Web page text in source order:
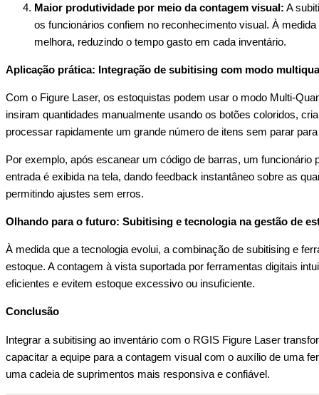
Maior produtividade por meio da contagem visual: A
os funcionários confiem no reconhecimento visual. À
melhora, reduzindo o tempo gasto em cada inventário.
Aplicação prática: Integração de subitising com modo
Com o Figure Laser, os estoquistas podem usar o modo Multi-
insiram quantidades manualmente usando os botões coloridos,
processar rapidamente um grande número de itens sem parar
Por exemplo, após escanear um código de barras, um
entrada é exibida na tela, dando feedback instantâneo sobre as
permitindo ajustes sem erros.
Olhando para o futuro: Subitising e tecnologia na gestão de
À medida que a tecnologia evolui, a combinação de subitising e
estoque. A contagem à vista suportada por ferramentas digitais
eficientes e evitem estoque excessivo ou insuficiente.
Conclusão
Integrar a subitising ao inventário com o RGIS Figure Laser
capacitar a equipe para a contagem visual com o auxílio de uma
uma cadeia de suprimentos mais responsiva e confiável.